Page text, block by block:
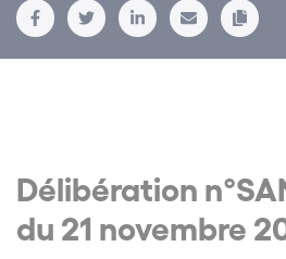
Délibération
du 21 novembre